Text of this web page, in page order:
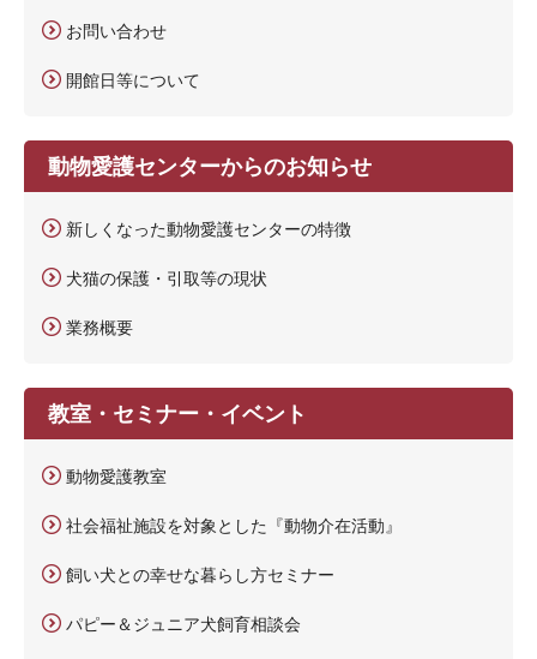
お問い合わせ
開館日等について
動物愛護センターからのお知らせ
新しくなった動物愛護センターの特徴
犬猫の保護・引取等の現状
業務概要
教室・セミナー・イベント
動物愛護教室
社会福祉施設を対象とした『動物介在活動』
飼い犬との幸せな暮らし方セミナー
パピー＆ジュニア犬飼育相談会